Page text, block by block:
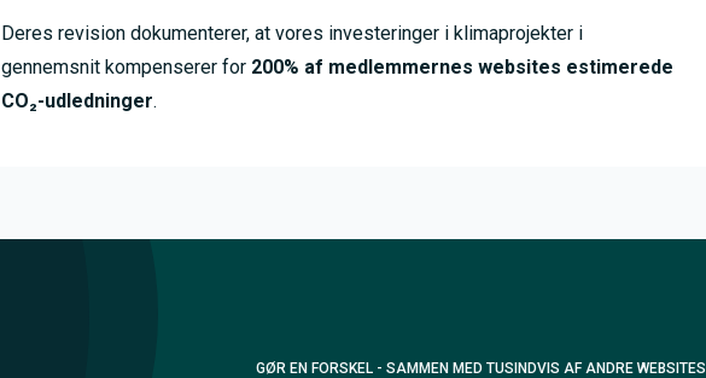
Deres revision dokumenterer, at vores investeringer i klimaprojekter i
gennemsnit kompenserer for 200% af medlemmernes websites estimerede
CO₂-udledninger.
GØR EN FORSKEL - SAMMEN MED TUSINDVIS AF ANDRE WEBSITES